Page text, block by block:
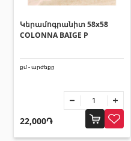
Կերամոգրանիտ 58x58
COLONNA BAIGE P
քմ - արժեքը
22,000֏